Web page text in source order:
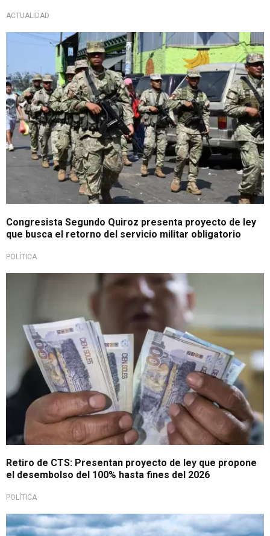
ACTUALIDAD
Gobierno anunció proyecto similar la semana pasada
Congresista Segundo Quiroz presenta proyecto de ley
que busca el retorno del servicio militar obligatorio
POLÍTICA
Retiro de CTS: Presentan proyecto de ley que propone
el desembolso del 100% hasta fines del 2026
POLÍTICA
Parlamento